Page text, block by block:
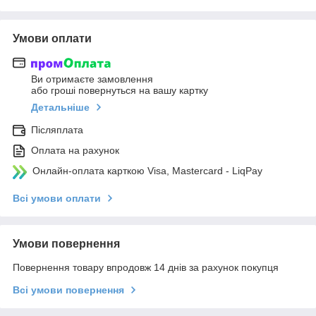
Умови оплати
Ви отримаєте замовлення
або гроші повернуться на вашу картку
Детальніше
Післяплата
Оплата на рахунок
Онлайн-оплата карткою Visa, Mastercard - LiqPay
Всі умови оплати
Умови повернення
Повернення товару впродовж 14 днів за рахунок покупця
Всі умови повернення